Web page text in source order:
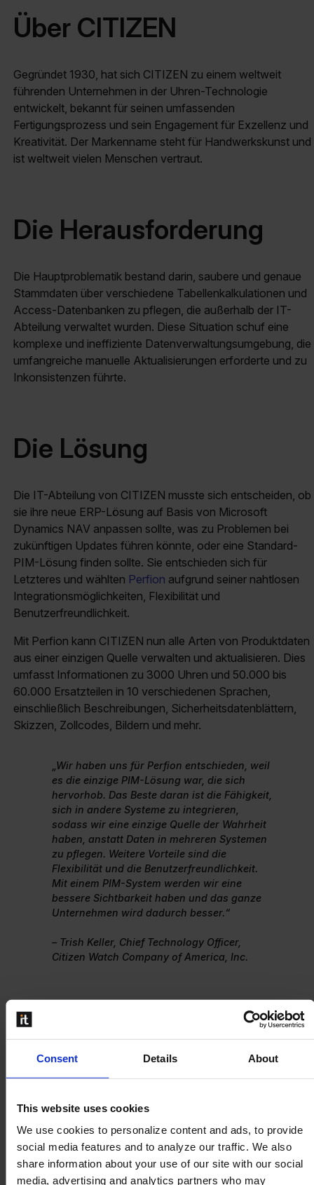
Consent Details About
This website uses cookies
We use cookies to personalize content and ads, to provide
social media features and to analyze our traffic. We also
share information about your use of our site with our social
media, advertising and analytics partners who may
Über CITIZEN
Gegründet 1930, hat sich CITIZEN zu einem weltweit
führenden Unternehmen in der Uhren-Technologie
entwickelt, bekannt für seinen umfassenden
Fertigungsprozess und sein Engagement für Exzellenz und
Kreativität. Der Markenname steht für Handwerkskunst und
ist weltweit vielen Menschen vertraut.
Die Herausforderung
Die Hauptproblematik bestand darin, saubere und genaue
Stammdaten über verschiedene Tabellenkalkulationen und
Access-Datenbanken zu pflegen, die außerhalb der IT-
Abteilung verwaltet wurden. Diese Situation schuf eine
komplexe und ineffiziente Datenverwaltungsumgebung, die
umfangreiche manuelle Aktualisierungen erforderte und zu
Inkonsistenzen führte.
Die Lösung
Die IT-Abteilung von CITIZEN musste sich entscheiden, ob
sie ihre neue ERP-Lösung auf Basis von Microsoft
Dynamics NAV anpassen sollte, was zu Problemen bei
zukünftigen Updates führen könnte, oder eine Standard-
PIM-Lösung finden sollte. Sie entschieden sich für
Letzteres und wählten Perfion aufgrund seiner nahtlosen
Integrationsmöglichkeiten, Flexibilität und
Benutzerfreundlichkeit.
Mit Perfion kann CITIZEN nun alle Arten von Produktdaten
aus einer einzigen Quelle verwalten und aktualisieren. Dies
umfasst Informationen zu 3000 Uhren und 50.000 bis
60.000 Ersatzteilen in 10 verschiedenen Sprachen,
einschließlich Beschreibungen, Sicherheitsdatenblättern,
Skizzen, Zollcodes, Bildern und mehr.
„Wir haben uns für Perfion entschieden, weil
es die einzige PIM-Lösung war, die sich
hervorhob. Das Beste daran ist die Fähigkeit,
sich in andere Systeme zu integrieren,
sodass wir eine einzige Quelle der Wahrheit
haben, anstatt Daten in mehreren Systemen
zu pflegen. Weitere Vorteile sind die
Flexibilität und die Benutzerfreundlichkeit.
Mit einem PIM-System werden wir eine
bessere Sichtbarkeit haben und das ganze
Unternehmen wird dadurch besser.“
– Trish Keller, Chief Technology Officer,
Citizen Watch Company of America, Inc.
Erzielte Vorteile
brachte zahlreiche Vorteile:
Vereinheitlichte Datenverwaltung:Alle
Produktdaten werden an einem Ort verwaltet, was
Konsistenz und Genauigkeit gewährleistet.
Automatisierter Datentransfer:Produktdaten